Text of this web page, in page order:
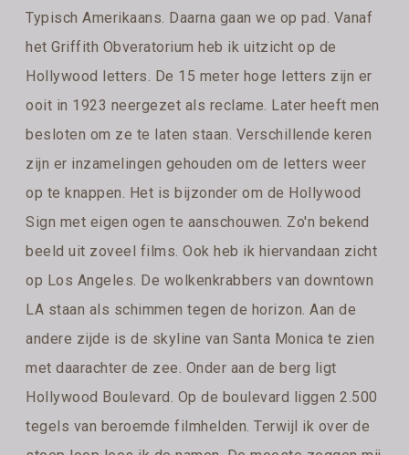
Typisch Amerikaans. Daarna gaan we op pad. Vanaf
het Griffith Obveratorium heb ik uitzicht op de
Hollywood letters. De 15 meter hoge letters zijn er
ooit in 1923 neergezet als reclame. Later heeft men
besloten om ze te laten staan. Verschillende keren
zijn er inzamelingen gehouden om de letters weer
op te knappen. Het is bijzonder om de Hollywood
Sign met eigen ogen te aanschouwen. Zo'n bekend
beeld uit zoveel films. Ook heb ik hiervandaan zicht
op Los Angeles. De wolkenkrabbers van downtown
LA staan als schimmen tegen de horizon. Aan de
andere zijde is de skyline van Santa Monica te zien
met daarachter de zee. Onder aan de berg ligt
Hollywood Boulevard. Op de boulevard liggen 2.500
tegels van beroemde filmhelden. Terwijl ik over de